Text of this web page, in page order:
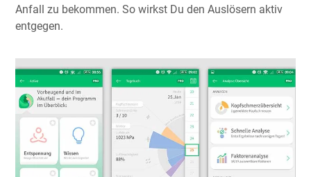
Anfall zu bekommen. So wirkst Du den Auslösern aktiv
entgegen.